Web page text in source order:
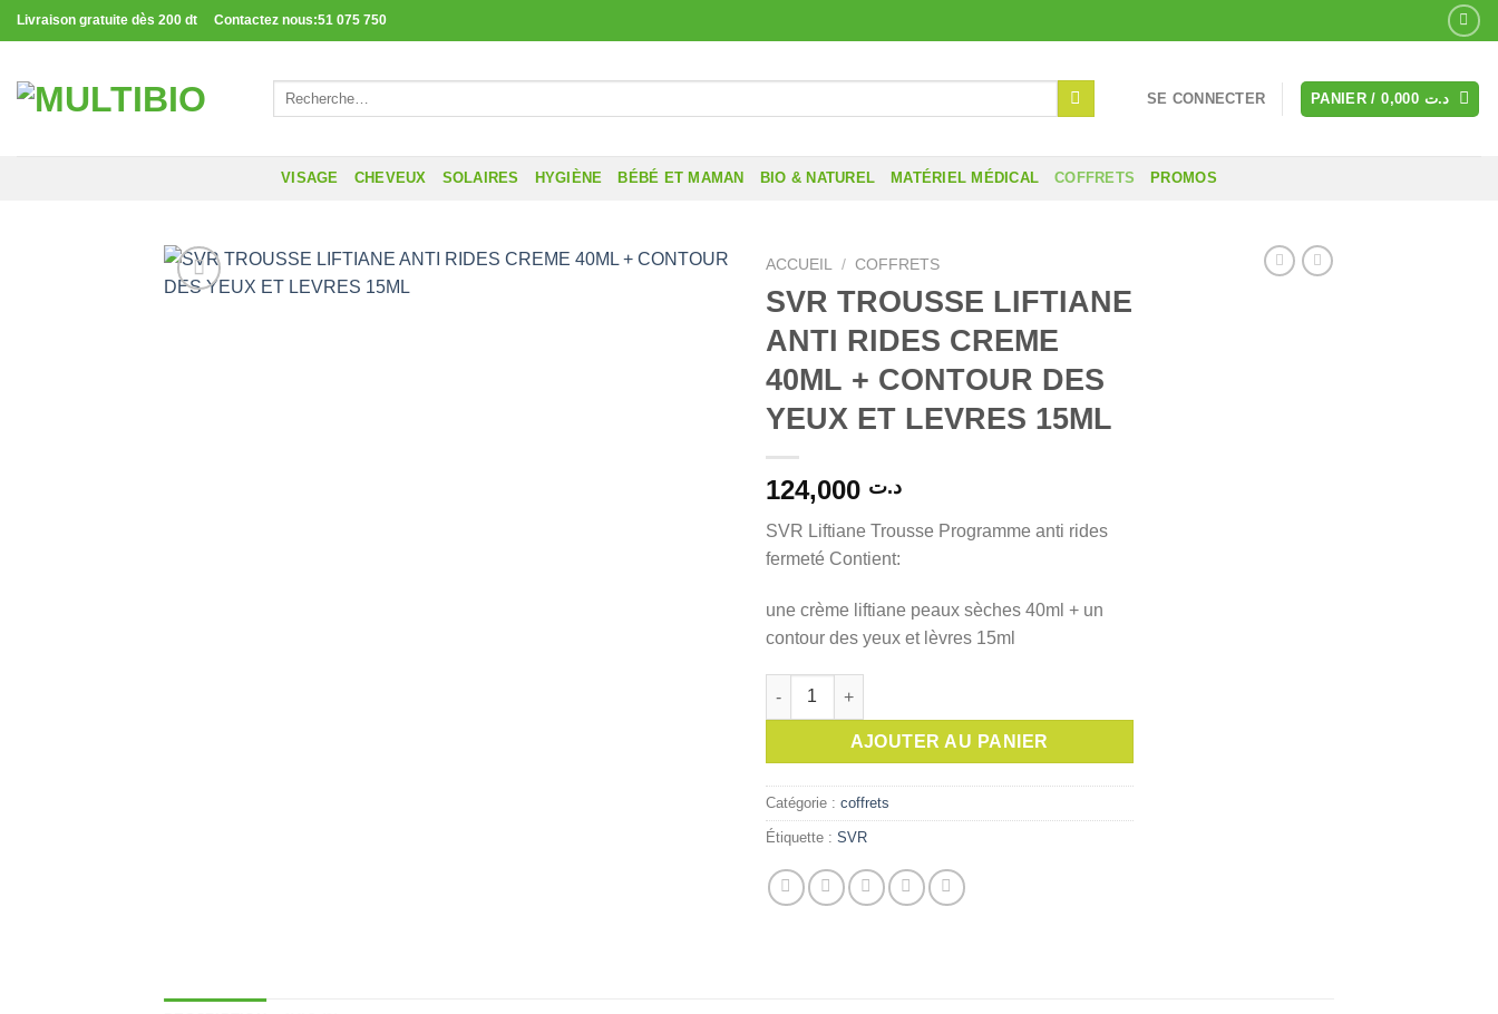
Passer
au
Livraison gratuite dès 200 dt Contactez nous:51 075 750
Recherche
SE CONNECTER PANIER / د.ت
VISAGE CHEVEUX SOLAIRES HYGIÈNE BÉBÉ ET MAMAN BIO & NATUREL MATÉRIEL MÉDICAL COFFRETS PROMOS
ACCUEIL / COFFRETS
SVR TROUSSE LIFTIANE
ANTI RIDES CREME
40ML + CONTOUR DES
YEUX ET LEVRES 15ML
د.ت
SVR Liftiane Trousse Programme anti rides
fermeté Contient:
une crème liftiane peaux sèches 40ml + un
contour des yeux et lèvres 15ml
quantité de SVR TROUSSE LIFTIANE ANTI RIDES CREME 40ML + CONTOUR DES YEUX ET
AJOUTER AU PANIER
Catégorie : coffrets
Étiquette : SVR